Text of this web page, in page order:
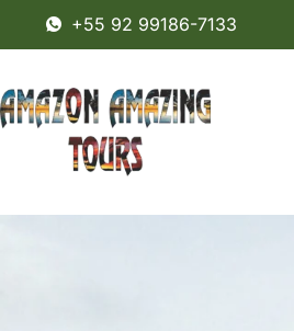
+55 92 99186-7133